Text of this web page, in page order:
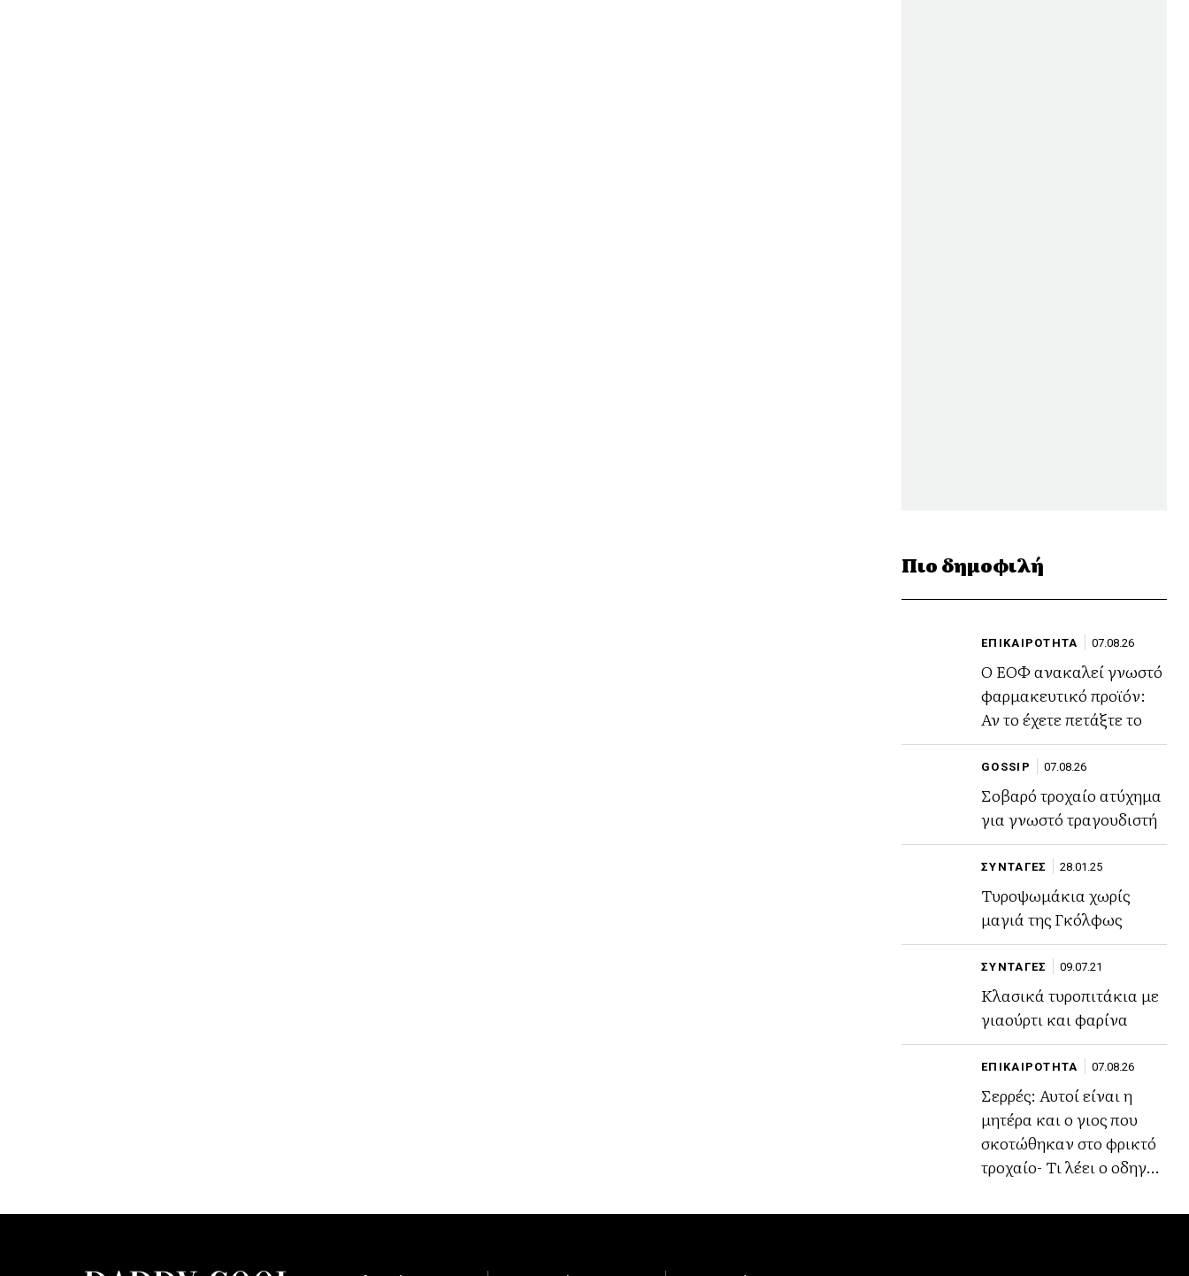
Πιο δημοφιλή
ΕΠΙΚΑΙΡΟΤΗΤΑ 07.08.26
Ο ΕΟΦ ανακαλεί γνωστό
φαρμακευτικό προϊόν:
Αν το έχετε πετάξτε το
GOSSIP 07.08.26
Σοβαρό τροχαίο ατύχημα
για γνωστό τραγουδιστή
ΣΥΝΤΑΓΕΣ 28.01.25
Τυροψωμάκια χωρίς
μαγιά της Γκόλφως
ΣΥΝΤΑΓΕΣ 09.07.21
Κλασικά τυροπιτάκια με
γιαούρτι και φαρίνα
ΕΠΙΚΑΙΡΟΤΗΤΑ 07.08.26
Σερρές: Αυτοί είναι η
μητέρα και ο γιος που
σκοτώθηκαν στο φρικτό
τροχαίο- Τι λέει ο οδηγός